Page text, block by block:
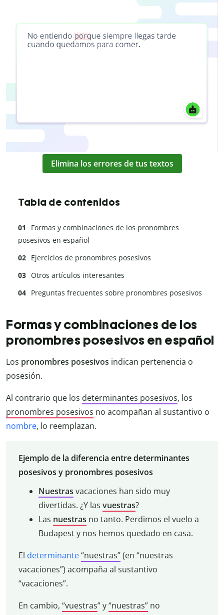
Elimina los errores de tus textos
Tabla de contenidos
Formas y combinaciones de los pronombres
posesivos en español
Ejercicios de pronombres posesivos
Otros artículos interesantes
Preguntas frecuentes sobre pronombres posesivos
Formas y combinaciones de los
pronombres posesivos en español
Los pronombres posesivos indican pertenencia o
posesión.
Al contrario que los determinantes posesivos, los
pronombres posesivos no acompañan al sustantivo o
nombre, lo reemplazan.
Ejemplo de la diferencia entre determinantes
posesivos y pronombres posesivos
Nuestras vacaciones han sido muy
divertidas. ¿Y las vuestras?
Las nuestras no tanto. Perdimos el vuelo a
Budapest y nos hemos quedado en casa.
El determinante“nuestras”(en “nuestras
vacaciones”) acompaña al sustantivo
“vacaciones”.
En cambio, “vuestras” y“nuestras”no